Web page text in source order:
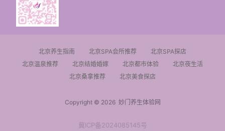
北京养生指南 北京SPA会所推荐
北京SPA探店
北京温泉推荐
北京结婚婚嫁 北京都市体验
北京夜生活
北京桑拿推荐
北京美食探店
Copyright © 2026妙门养生体验网
冀ICP备2024085145号